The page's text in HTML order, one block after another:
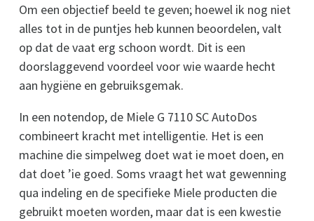
Om een objectief beeld te geven; hoewel ik nog niet
alles tot in de puntjes heb kunnen beoordelen, valt
op dat de vaat erg schoon wordt. Dit is een
doorslaggevend voordeel voor wie waarde hecht
aan hygiëne en gebruiksgemak.
In een notendop, de Miele G 7110 SC AutoDos
combineert kracht met intelligentie. Het is een
machine die simpelweg doet wat ie moet doen, en
dat doet ’ie goed. Soms vraagt het wat gewenning
qua indeling en de specifieke Miele producten die
gebruikt moeten worden, maar dat is een kwestie